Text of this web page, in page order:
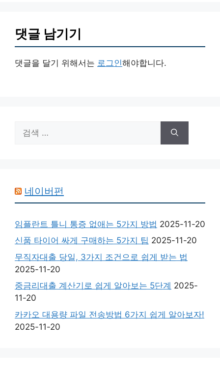
댓글 남기기
댓글을 달기 위해서는 로그인해야합니다.
색:
네이버펀
임플란트 틀니 통증 없애는 5가지 방법 2025-11-20
신품 타이어 싸게 구매하는 5가지 팁 2025-11-20
무직자대출 당일, 3가지 조건으로 쉽게 받는 법
2025-11-20
중금리대출 계산기로 쉽게 알아보는 5단계 2025-
11-20
카카오 대용량 파일 전송방법 6가지 쉽게 알아보자!
2025-11-20